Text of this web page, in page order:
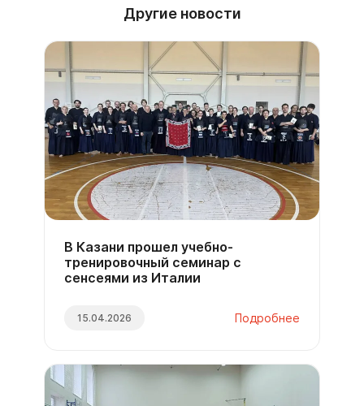
Другие новости
В Казани прошел учебно-
тренировочный семинар с
сенсеями из Италии
15.04.2026 Подробнее